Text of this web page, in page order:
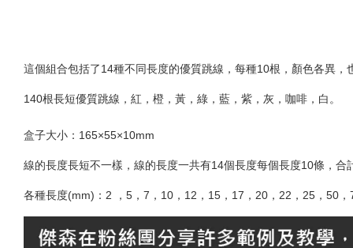
這個組合包括了14種不同長度的優質跳線，每種10根，顏色各異
140根長短優質跳線，紅，橙，黃，綠，藍，紫，灰，咖啡，白。
盒子大小：165×55×10mm
線的長度長短不一樣，線的長度一共有14個長度每個長度10條，合
各種長度(mm)：2 ，5，7，10，12，15，17，20，22，25，50